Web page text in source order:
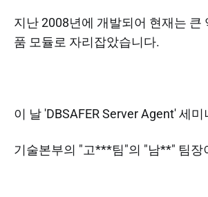
지난 2008년에 개발되어 현재는 큰
품 모듈로 자리잡았습니다.
이 날 'DBSAFER Server Agent' 세
기술본부의 "고***팀"의 "남**" 팀장